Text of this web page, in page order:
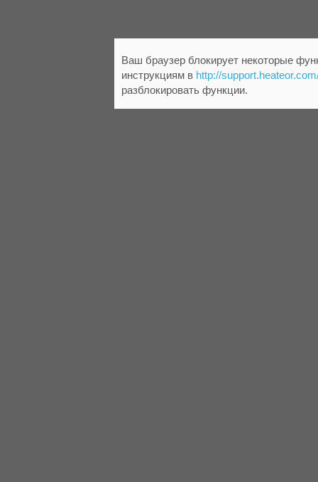
Ваш браузер блокирует некоторые
инструкциям в http://
разблокировать функции.